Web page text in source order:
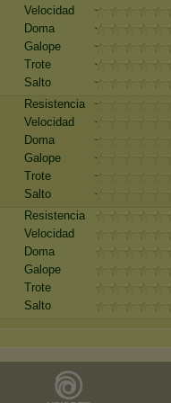
Velocidad
Doma
Galope
Trote
Salto
Resistencia
Velocidad
Doma
Galope
Trote
Salto
Resistencia
Velocidad
Doma
Galope
Trote
Salto